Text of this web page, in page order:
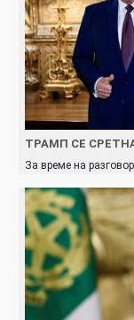
ТРАМП СЕ
За време на